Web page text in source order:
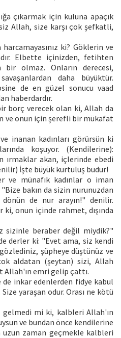
çıkarmak için kuluna apaçık
Allah, size karşı çok şefkatli,
ki? Göklerin ve
Elbette içinizden, fetihten
bir olmaz. Onların derecesi,
daha büyüktür.
de en güzel sonucu vaad
haberdardır.
borç verecek olan ki, Allah da
ve onun için şerefli bir mükafat
inanan kadınları görürsün ki
koşuyor. (Kendilerine):
ırmaklar akan, içlerinde ebedi
İşte büyük kurtuluş budur!
ve münafık kadınlar o iman
bakın da sizin nurunuzdan
dönün de nur arayın!" denilir.
ki, onun içinde rahmet, dışında
sizinle beraber değil miydik?"
derler ki: "Evet ama, siz kendi
şüpheye düştünüz ve
aldatan (şeytan) sizi, Allah
Allah'ın emri gelip çattı.
de inkar edenlerden fidye kabul
yaraşan odur. Orası ne kötü
mi ki, kalbleri Allah'ın
ve bundan önce kendilerine
zaman geçmekle kalbleri